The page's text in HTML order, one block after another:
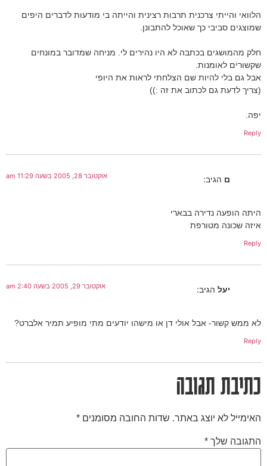
הלוואי והייתי צרכנית תרבות רצינית והייתה בי מודעות לדברים היפים
שמוצגים סביבי כך שאוכל להתבונן.
חלק מהמושגים בכתבה לא היו נהירים לי. מניחה שמדובר במונחים
שקשורים לאומנות.
אבל גם בלי להיות שם הצלחתי לראות את היופי
(צריך לדעת גם לכתוב את זה :))
יפה.
Reply
ם הגיב: אוקטובר 28, 2005 בשעה 11:29 am
היתה הופעה נדירה בבארי
איזה שכונה מטורפת
Reply
יעל הגיב: אוקטובר 29, 2005 בשעה 2:40 am
לא ממש קשור- אבל אולי דן או מישהו יודעים מתי מופיע תמיר אלברט?
Reply
כתיבת תגובה
האימייל לא יוצג באתר. שדות החובה מסומנים *
התגובה שלך *